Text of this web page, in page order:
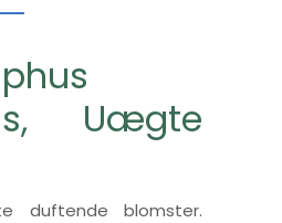
Uægte
duftende blomster.